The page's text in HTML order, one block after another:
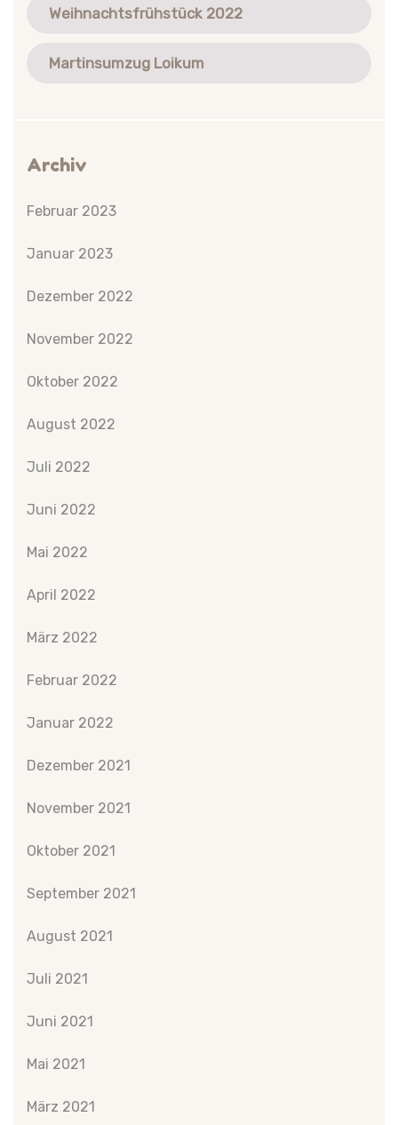
Weihnachtsfrühstück 2022
Martinsumzug Loikum
Archiv
Februar 2023
Januar 2023
Dezember 2022
November 2022
Oktober 2022
August 2022
Juli 2022
Juni 2022
Mai 2022
April 2022
März 2022
Februar 2022
Januar 2022
Dezember 2021
November 2021
Oktober 2021
September 2021
August 2021
Juli 2021
Juni 2021
Mai 2021
März 2021